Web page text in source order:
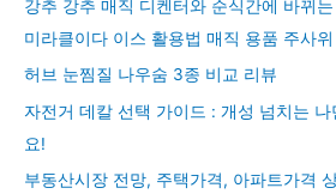
강추 강추 매직 디켄터와 순식간에 바뀌
미라클이다 이스 활용법 매직 용품 주사
허브 눈찜질 나우숨 3종 비교 리뷰
자전거 데칼 선택 가이드 : 개성 넘치는
요!
부동산시장 전망, 주택가격, 아파트가격